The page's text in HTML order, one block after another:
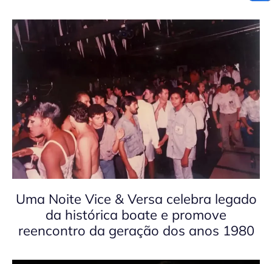
Uma Noite Vice & Versa celebra legado
da histórica boate e promove
reencontro da geração dos anos 1980